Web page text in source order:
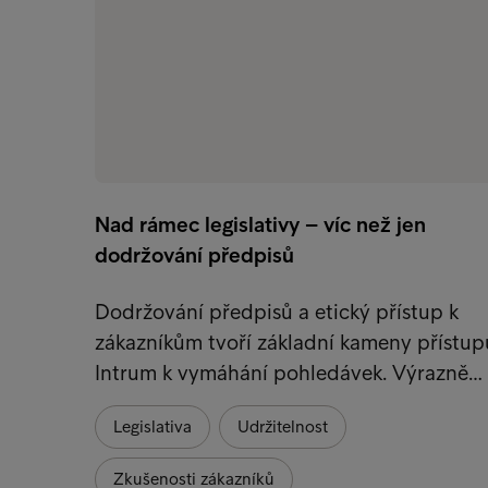
Nad rámec legislativy – víc než jen
dodržování předpisů
Dodržování předpisů a etický přístup k
zákazníkům tvoří základní kameny
Intrum k vymáhání pohledávek. Výrazně…
Legislativa Udržitelnost
Zkušenosti zákazníků